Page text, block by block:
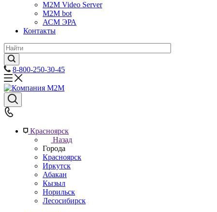
M2M Video Server
М2М bot
АСМ ЭРА
Контакты
8-800-250-30-45
Красноярск
Назад
Города
Красноярск
Иркутск
Абакан
Кызыл
Норильск
Лесосибирск